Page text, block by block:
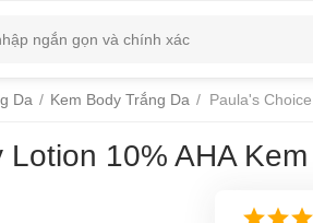
Da / Kem Body Trắng Da / Paula's
10% AHA